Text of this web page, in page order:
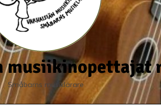
musiikinopettajat
Småbarns musiklärare